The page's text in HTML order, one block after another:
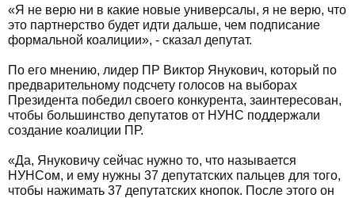
«Я не верю ни в какие новые универсалы, я не верю, что
это партнерство будет идти дальше, чем подписание
формальной коалиции», - сказал депутат.
По его мнению, лидер ПР Виктор Янукович, который по
предварительному подсчету голосов на выборах
Президента победил своего конкурента, заинтересован,
чтобы большинство депутатов от НУНС поддержали
создание коалиции ПР.
«Да, Януковичу сейчас нужно то, что называется
НУНСом, и ему нужны 37 депутатских пальцев для того,
чтобы нажимать 37 депутатских кнопок. После этого он